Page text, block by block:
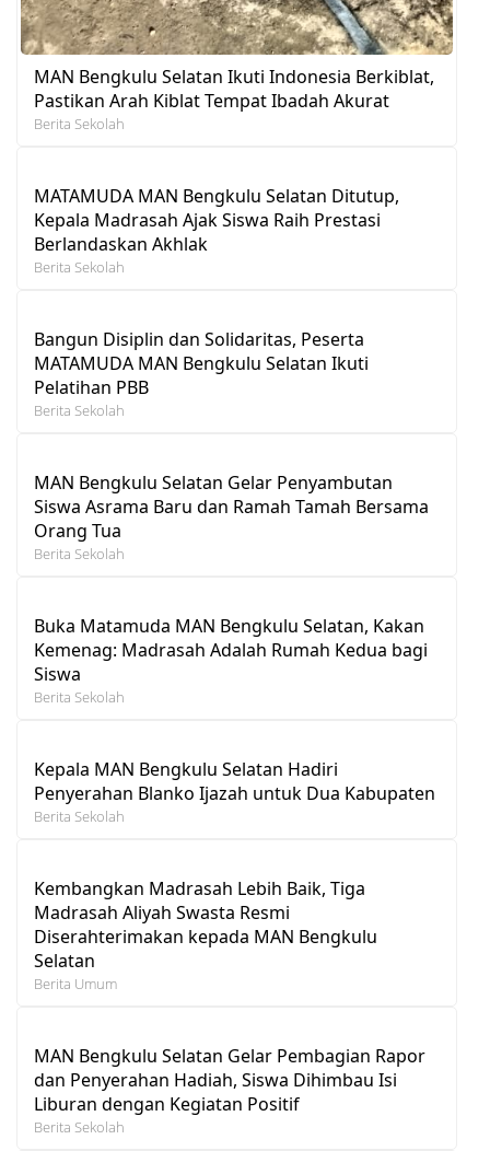
MAN Bengkulu Selatan Ikuti Indonesia Berkiblat,
Pastikan Arah Kiblat Tempat Ibadah Akurat
Berita Sekolah
MATAMUDA MAN Bengkulu Selatan Ditutup,
Kepala Madrasah Ajak Siswa Raih Prestasi
Berlandaskan Akhlak
Berita Sekolah
Bangun Disiplin dan Solidaritas, Peserta
MATAMUDA MAN Bengkulu Selatan Ikuti
Pelatihan PBB
Berita Sekolah
MAN Bengkulu Selatan Gelar Penyambutan
Siswa Asrama Baru dan Ramah Tamah Bersama
Orang Tua
Berita Sekolah
Buka Matamuda MAN Bengkulu Selatan, Kakan
Kemenag: Madrasah Adalah Rumah Kedua bagi
Siswa
Berita Sekolah
Kepala MAN Bengkulu Selatan Hadiri
Penyerahan Blanko Ijazah untuk Dua Kabupaten
Berita Sekolah
Kembangkan Madrasah Lebih Baik, Tiga
Madrasah Aliyah Swasta Resmi
Diserahterimakan kepada MAN Bengkulu
Selatan
Berita Umum
MAN Bengkulu Selatan Gelar Pembagian Rapor
dan Penyerahan Hadiah, Siswa Dihimbau Isi
Liburan dengan Kegiatan Positif
Berita Sekolah